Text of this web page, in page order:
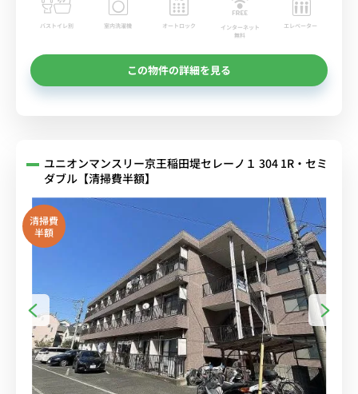
バストイレ別 室内洗濯機 オートロック
インターネット
無料
エレベーター
この物件の詳細を見る
ユニオンマンスリー京王稲田堤セレーノ１ 304 1R・セミ
ダブル【清掃費半額】
清掃費
半額